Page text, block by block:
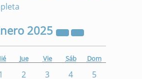
2025
Jue Vie Sáb Dom
2 3 4
5